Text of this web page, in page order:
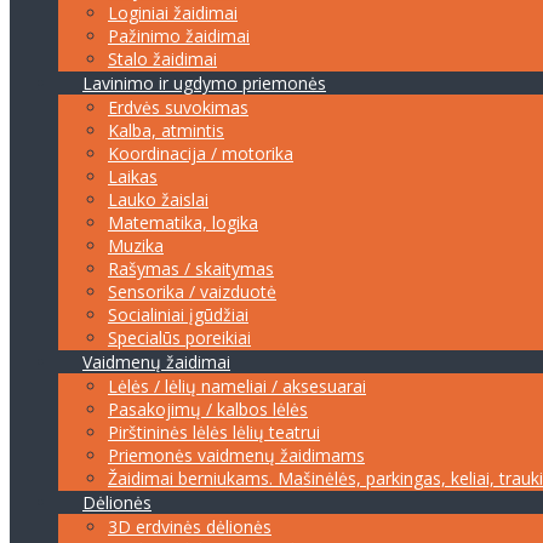
Loginiai žaidimai
Pažinimo žaidimai
Stalo žaidimai
Lavinimo ir ugdymo priemonės
Erdvės suvokimas
Kalba, atmintis
Koordinacija / motorika
Laikas
Lauko žaislai
Matematika, logika
Muzika
Rašymas / skaitymas
Sensorika / vaizduotė
Socialiniai įgūdžiai
Specialūs poreikiai
Vaidmenų žaidimai
Lėlės / lėlių nameliai / aksesuarai
Pasakojimų / kalbos lėlės
Pirštininės lėlės lėlių teatrui
Priemonės vaidmenų žaidimams
Žaidimai berniukams. Mašinėlės, parkingas, keliai,
Dėlionės
3D erdvinės dėlionės